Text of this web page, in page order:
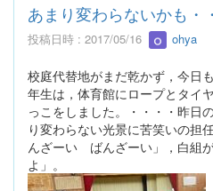
あまり変わらないかも・
投稿日時 : 2017/05/16 ohya
校庭代替地がまだ乾かず，今日
年生は，体育館にロープとタイ
っこをしました。・・・・昨日
り変わらない光景に苦笑いの担
んざーい ばんざーい」，白組
よ」。